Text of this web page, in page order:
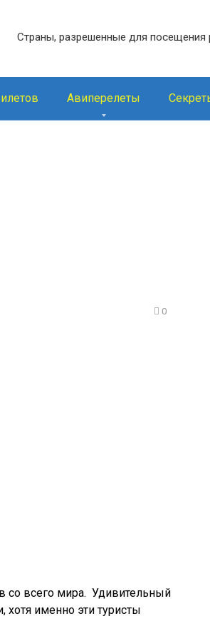
Страны, разрешенные для посещения
Авиперелеты
0
со всего мира. Удивительный
хотя именно эти туристы